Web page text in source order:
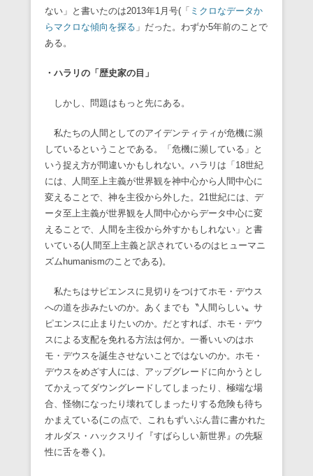
ない」と書いたのは2013年1月号(「 ミクロなデータか
らマクロな傾向を探る 」だった。わずか5年前のことで
ある。
・ハラリの「歴史家の目」
しかし、問題はもっと先にある。
私たちの人間としてのアイデンティティが危機に瀕
しているということである。「危機に瀕している」と
いう捉え方が間違いかもしれない。ハラリは「18世紀
には、人間至上主義が世界観を神中心から人間中心に
変えることで、神を主役から外した。21世紀には、デ
ータ至上主義が世界観を人間中心からデータ中心に変
えることで、人間を主役から外すかもしれない」と書
いている(人間至上主義と訳されているのはヒューマニ
ズムhumanismのことである)。
私たちはサピエンスに見切りをつけてホモ・デウス
への道を歩みたいのか。あくまでも〝人間らしい〟サ
ピエンスに止まりたいのか。だとすれば、ホモ・デウ
スによる支配を免れる方法は何か。一番いいのはホ
モ・デウスを誕生させないことではないのか。ホモ・
デウスをめざす人には、アップグレードに向かうとし
てかえってダウングレードしてしまったり、極端な場
合、怪物になったり壊れてしまったりする危険も待ち
かまえている(この点で、これもずいぶん昔に書かれた
オルダス・ハックスリイ『すばらしい新世界』の先駆
性に舌を巻く)。